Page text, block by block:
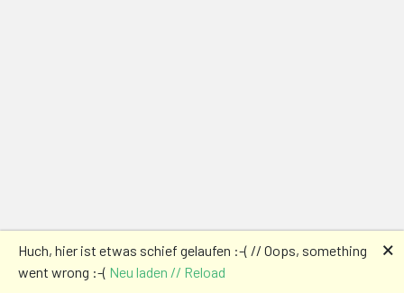
Huch, hier ist etwas schief gelaufen :-( // Oops, something
went wrong :-( Neu laden // Reload
🗙